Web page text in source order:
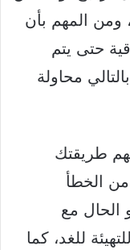
ومن المهم بأن
حتى يتم
محاولة
طريقتك
من الخطأ
الحال مع
للغد، كما